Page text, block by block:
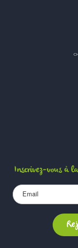
Inscrivez-vous à